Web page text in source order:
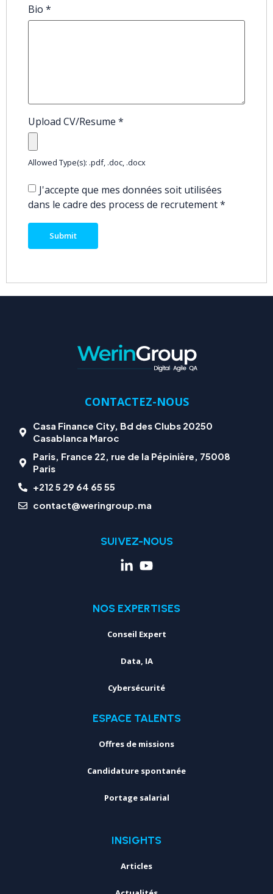
Bio *
Upload CV/Resume *
Allowed Type(s): .pdf, .doc, .docx
J'accepte que mes données soit utilisées
dans le cadre des process de recrutement*
CONTACTEZ-NOUS
Casa Finance City, Bd des Clubs 20250
Casablanca Maroc
Paris, France 22, rue de la Pépinière, 75008
Paris
+212 5 29 64 65 55
contact@weringroup.ma
SUIVEZ-NOUS
NOS EXPERTISES
Conseil Expert
Data, IA
Cybersécurité
ESPACE TALENTS
Offres de missions
Candidature spontanée
Portage salarial
INSIGHTS
Articles